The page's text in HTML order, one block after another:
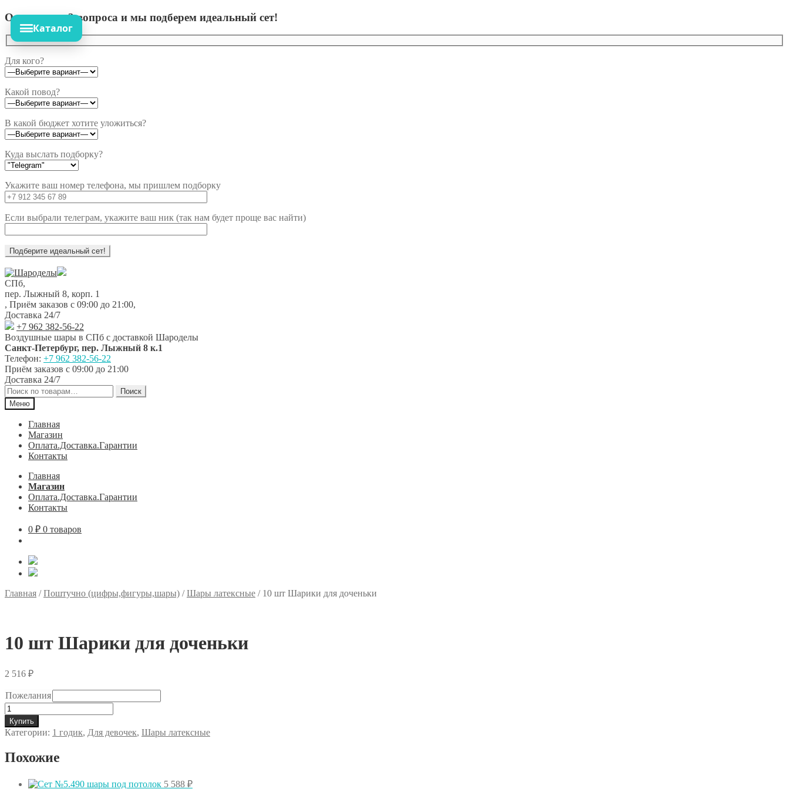
Ответьте на 3 вопроса и мы подберем идеальный сет!
Для кого?
Какой повод?
В какой бюджет хотите уложиться?
Куда выслать подборку?
Укажите ваш номер телефона, мы пришлем подборку
Если выбрали телеграм, укажите ваш ник (так нам будет проще вас найти)
Перейти
к
навигации
Перейти
к
содержимому
СПб,
пер. Лыжный 8, корп. 1
, Приём заказов с 09:00 до 21:00,
Доставка 24/7
+7 962 382-56-22
Воздушные шары в СПб с доставкой Шароделы
Санкт-Петербург, пер. Лыжный 8 к.1
Телефон: +7 962 382-56-22
Приём заказов с 09:00 до 21:00
Доставка 24/7
Искать:
Поиск
Меню
Главная
Магазин
Оплата.Доставка.Гарантии
Контакты
Главная
Магазин
Оплата.Доставка.Гарантии
Контакты
0 ₽ 0 товаров
Каталог
Главная /Поштучно (цифры,фигуры,шары) /Шары латексные / 10 шт Шарики для доченьки
10 шт Шарики для доченьки
2 516 ₽
Пожелания
Количество
товара
10
шт
для
Купить
Категории: 1 годик, Для девочек, Шары латексные
Похожие
5 588 ₽